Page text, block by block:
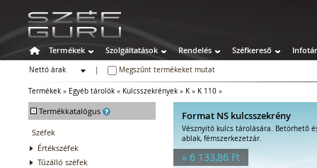
Termékek Szolgáltatások Rendelés Széfkereső Infotár
Nettó árak
Megszűnt termékeket mutat
Termékek » Egyéb tárolók » Kulcsszekrények » K » K 110 »
- Termékkatalógus
Széfek
Értékszéfek
Tűzálló széfek
Format NS kulcsszekrény
Vésznyitó kulcs tárolására. Betörhető
ablak, fémszerkezetzár.
» 6 133,86 Ft